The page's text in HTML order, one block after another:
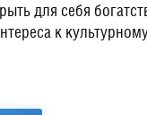
для себя
к